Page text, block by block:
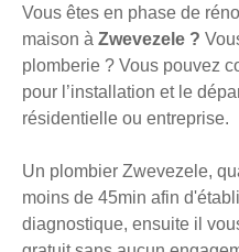
Vous êtes en phase de
maison à Zwevezele ?
plomberie ? Vous pouvez
pour l’installation et le
résidentielle ou entreprise.
Un plombier Zwevezele,
moins de 45min afin
diagnostique, ensuite il